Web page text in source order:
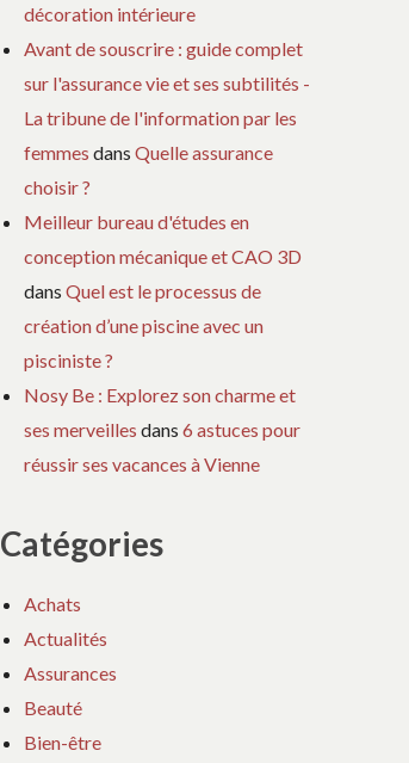
décoration intérieure
Avant de souscrire : guide complet
sur l'assurance vie et ses subtilités -
La tribune de l'information par les
femmes dansQuelle assurance
choisir ?
Meilleur bureau d'études en
conception mécanique et CAO 3D
dansQuel est le processus de
création d’une piscine avec un
pisciniste ?
Nosy Be : Explorez son charme et
ses merveilles dans6 astuces pour
réussir ses vacances à Vienne
Catégories
Achats
Actualités
Assurances
Beauté
Bien-être